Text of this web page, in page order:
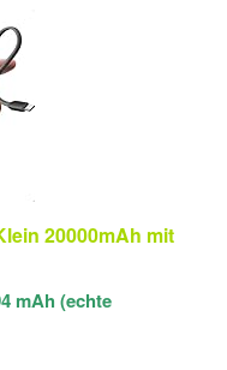
20000mAh mit
mAh (echte